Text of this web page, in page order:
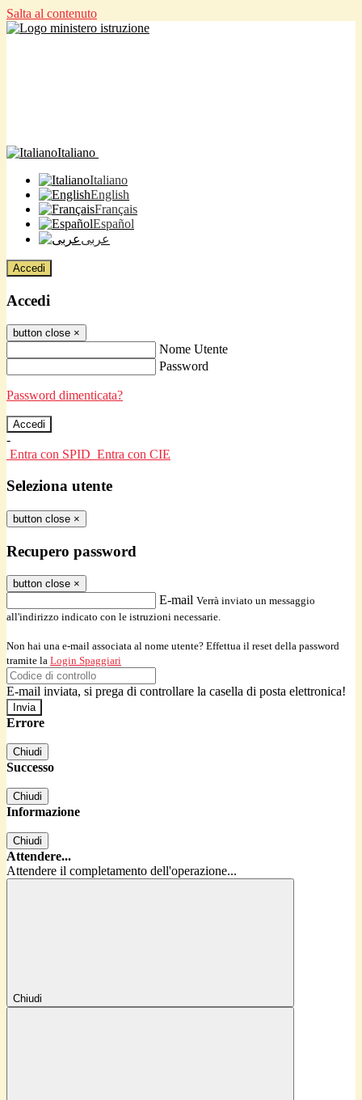
Salta al contenuto
Italiano
Italiano
English
Français
Español
عربى
Accedi
Accedi
button close ×
Nome Utente
Password
Password dimenticata?
-
Entra con SPID Entra con CIE
Seleziona utente
button close ×
Recupero password
button close ×
E-mail Verrà inviato un messaggio
all'indirizzo indicato con le istruzioni necessarie.
Non hai una e-mail associata al nome utente? Effettua il reset della password
tramite la Login Spaggiari
E-mail inviata, si prega di controllare la casella di posta elettronica!
Errore
Chiudi
Successo
Chiudi
Informazione
Chiudi
Attendere...
Attendere il completamento dell'operazione...
Chiudi